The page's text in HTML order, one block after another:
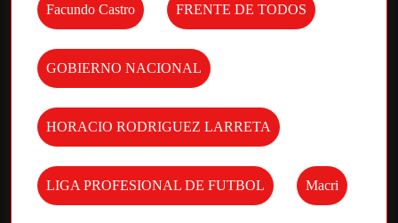
Facundo Castro FRENTE DE TODOS
GOBIERNO NACIONAL
HORACIO RODRIGUEZ LARRETA
LIGA PROFESIONAL DE FUTBOL Macri